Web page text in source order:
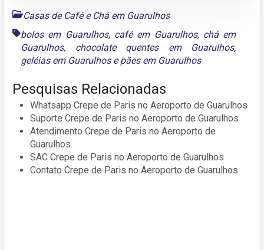
Casas de Café e Chá em Guarulhos
bolos em Guarulhos, café em Guarulhos, chá em
Guarulhos, chocolate quentes em Guarulhos,
geléias em Guarulhosepães em Guarulhos
Pesquisas Relacionadas
Whatsapp Crepe de Paris no Aeroporto de Guarulhos
Suporte Crepe de Paris no Aeroporto de Guarulhos
Atendimento Crepe de Paris no Aeroporto de
Guarulhos
SAC Crepe de Paris no Aeroporto de Guarulhos
Contato Crepe de Paris no Aeroporto de Guarulhos